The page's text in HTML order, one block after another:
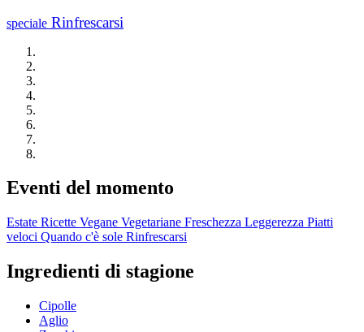
speciale Rinfrescarsi
Eventi del momento
Estate Ricette Vegane Vegetariane Freschezza Leggerezza Piatti
veloci Quando c'è sole Rinfrescarsi
Ingredienti di stagione
Cipolle
Aglio